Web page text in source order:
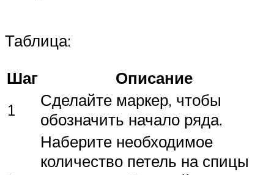
Таблица:
Шаг
Описание
1
Сделайте маркер, чтобы
обозначить начало ряда.
Наберите необходимое
количество петель на спицы